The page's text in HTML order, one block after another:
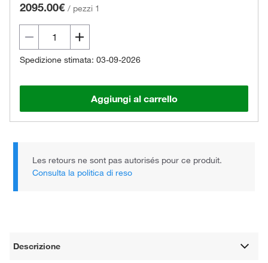
2095.00€ / pezzi 1
Spedizione stimata: 03-09-2026
Aggiungi al carrello
Les retours ne sont pas autorisés pour ce produit.
Consulta la politica di reso
Descrizione